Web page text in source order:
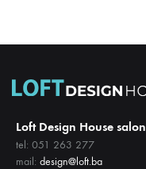
Loft Design House salon
tel: 051 263 277
mail: design@loft.ba